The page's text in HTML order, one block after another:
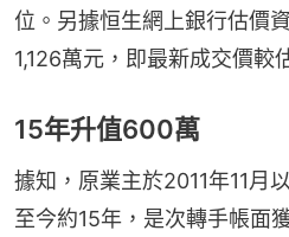
位。另據恒生網上銀行估價
1,126萬元，即最新成交價較
15年升值600萬
據知，原業主於2011年11月
至今約15年，是次轉手帳面